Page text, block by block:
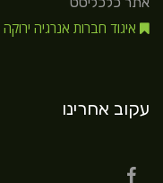
איגוד חברות אנרגיה ירוקה
עקוב אחרינו